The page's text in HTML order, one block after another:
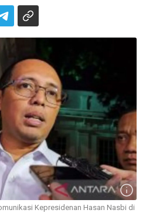
Kepresidenan Hasan Nasbi di